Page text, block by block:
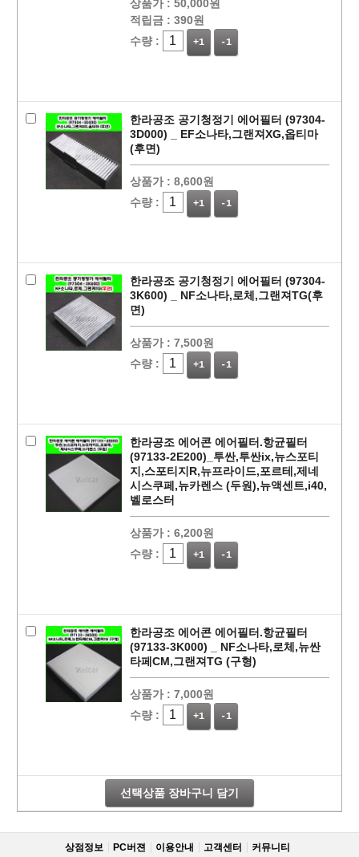
페이코 라이
구매
상품가 : 50,000원
적립금 : 390원
수량 :
+1 -1
한라공조 공기청정기 에어필터 (97304-
3D000) _ EF소나타,그랜져XG,옵티마
(후면)
상품가 : 8,600원
수량 :
+1 -1
한라공조 공기청정기 에어필터 (97304-
3K600) _ NF소나타,로체,그랜져TG(후
면)
상품가 : 7,500원
수량 :
+1 -1
한라공조 에어콘 에어필터.항균필터
(97133-2E200)_투싼,투싼ix,뉴스포티
지,스포티지R,뉴프라이드,포르테,제네
시스쿠페,뉴카렌스 (두원),뉴액센트,i40,
벨로스터
상품가 : 6,200원
수량 :
+1 -1
한라공조 에어콘 에어필터.항균필터
(97133-3K000) _ NF소나타,로체,뉴싼
타페CM,그랜져TG (구형)
상품가 : 7,000원
수량 :
+1 -1
선택상품 장바구니 담기
상점정보 PC버젼 이용안내 고객센터 커뮤니티